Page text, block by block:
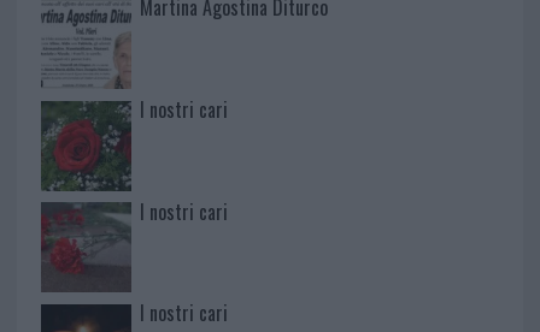
Martina Agostina Diturco
I nostri cari
I nostri cari
I nostri cari